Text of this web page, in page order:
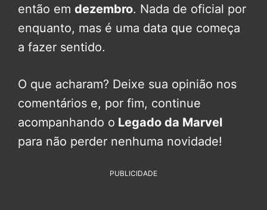
então em dezembro. Nada de oficial por
enquanto, mas é uma data que começa
a fazer sentido.
O que acharam? Deixe sua opinião nos
comentários e, por fim, continue
acompanhando o Legado da Marvel
para não perder nenhuma novidade!
PUBLICIDADE